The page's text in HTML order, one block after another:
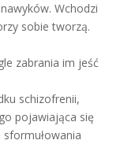
Wchodzi
sobie tworzą.
zabrania im jeść
schizofrenii,
pojawiająca się